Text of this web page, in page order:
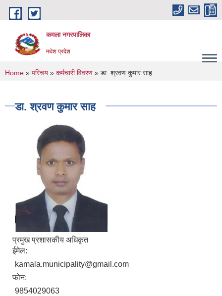
Skip to main content
कमला नगरपालिका
मधेश प्रदेश
You are here
Home » परिचय » कर्मचारी विवरण » डा‍‍. श्रवण कुमार साह
डा‍‍. श्रवण कुमार साह
प्रमुख प्रशासकीय अधिकृत
ईमेल:
kamala.municipality@gmail.com
फोन:
9854029063